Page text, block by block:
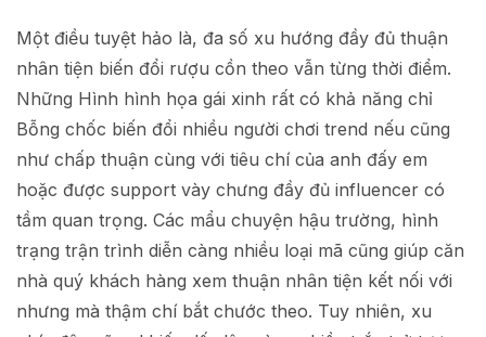
Một điều tuyệt hảo là, đa số xu hướng đầy đủ thuận
nhân tiện biến đổi rượu cồn theo vẫn từng thời điểm.
Những Hình hình họa gái xinh rất có khả năng chỉ
Bỗng chốc biến đổi nhiều người chơi trend nếu cũng
như chấp thuận cùng với tiêu chí của anh đấy em
hoặc được support vày chưng đầy đủ influencer có
tầm quan trọng. Các mẩu chuyện hậu trường, hình
trạng trận trình diễn càng nhiều loại mã cũng giúp căn
nhà quý khách hàng xem thuận nhân tiện kết nối với
nhưng mà thậm chí bắt chước theo. Tuy nhiên, xu